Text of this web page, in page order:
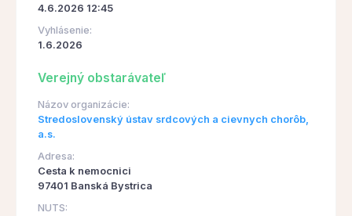
4.6.2026 12:45
Vyhlásenie:
1.6.2026
Verejný obstarávateľ
Názov organizácie:
Stredoslovenský ústav srdcových a cievnych chorôb,
a.s.
Adresa:
Cesta k nemocnici
97401 Banská Bystrica
NUTS: